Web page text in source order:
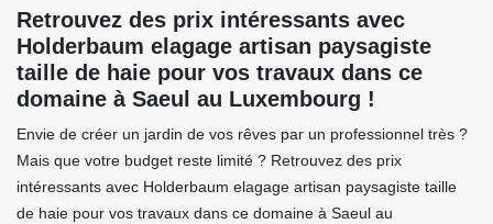
Retrouvez des prix intéressants avec
Holderbaum elagage artisan paysagiste
taille de haie pour vos travaux dans ce
domaine à Saeul au Luxembourg !
Envie de créer un jardin de vos rêves par un professionnel très ?
Mais que votre budget reste limité ? Retrouvez des prix
intéressants avec Holderbaum elagage artisan paysagiste taille
de haie pour vos travaux dans ce domaine à Saeul au